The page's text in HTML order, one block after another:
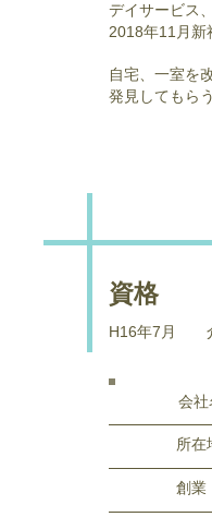
デイサービス
​2018年11月新
自宅、一室を
発見してもら
資格
H16年7月 介
会社
所在
創業